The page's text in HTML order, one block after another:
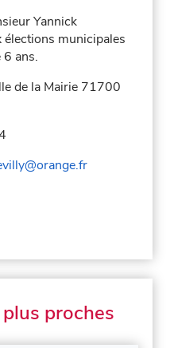
Yannick
élections municipales
ans.
de la Mairie 71700
proches